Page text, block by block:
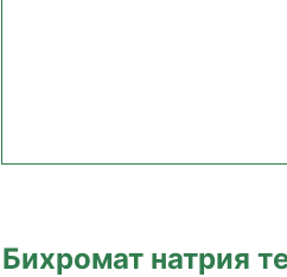
Бихромат натрия